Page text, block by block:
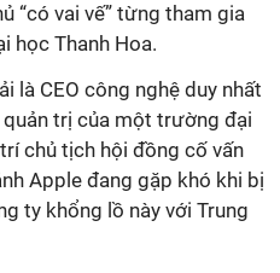
“có vai vế” từng tham gia
học Thanh Hoa.
là CEO công nghệ duy nhất
trị của một trường đại
chủ tịch hội đồng cố vấn
Apple đang gặp khó khi bị
ty khổng lồ này với Trung